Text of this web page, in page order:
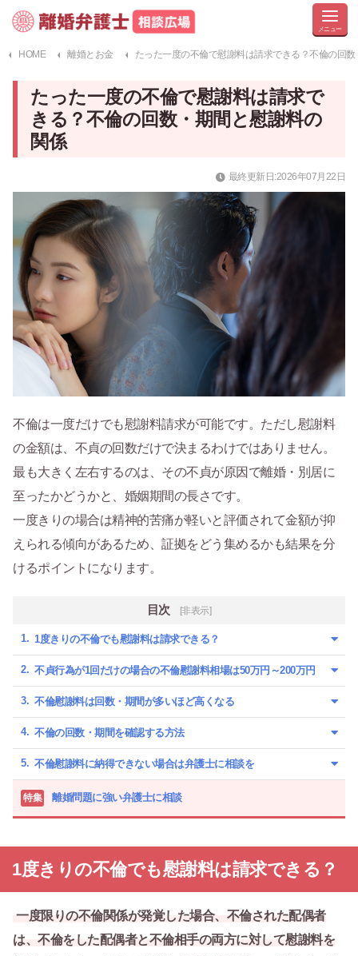
HOME 離婚とお金 たった一度の不倫で慰謝料は請求できる？不倫の回
たった一度の不倫で慰謝料は請求で
きる？不倫の回数・期間と慰謝料の
関係
最終更新日:2026年07月22日
不倫は一度だけでも慰謝料請求が可能です。ただし慰謝料
の金額は、不貞の回数だけで決まるわけではありません。
最も大きく左右するのは、その不貞が原因で離婚・別居に
至ったかどうかと、婚姻期間の長さです。
一度きりの場合は精神的苦痛が軽いと評価されて金額が抑
えられる傾向があるため、証拠をどう集めるかも結果を分
けるポイントになります。
目次 [非表示]
1度きりの不倫でも慰謝料は請求できる？
不貞行為が1回だけの場合の不倫慰謝料相場は50万円～200万円
不倫慰謝料は回数・期間が多いほど高くなる
不倫の回数・期間を確認する方法
不倫慰謝料に納得できない場合は弁護士に相談を
特集 離婚問題に強い弁護士に相談
1度きりの不倫でも慰謝料は請求できる？
一度限りの不倫関係が発覚した場合、不倫された配偶者
は、不倫をした配偶者と不倫相手の両方に対して慰謝料を